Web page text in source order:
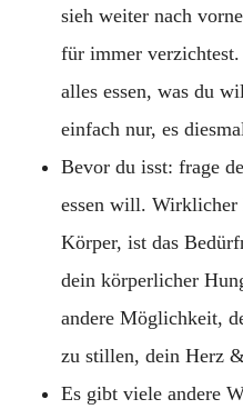
sieh weiter nach
für immer
alles essen, was du
einfach nur, es
Bevor du isst: frage
essen will.
Körper, ist das
dein körperlicher
andere Möglichkeit,
zu stillen, dein Herz
Es gibt viele andere